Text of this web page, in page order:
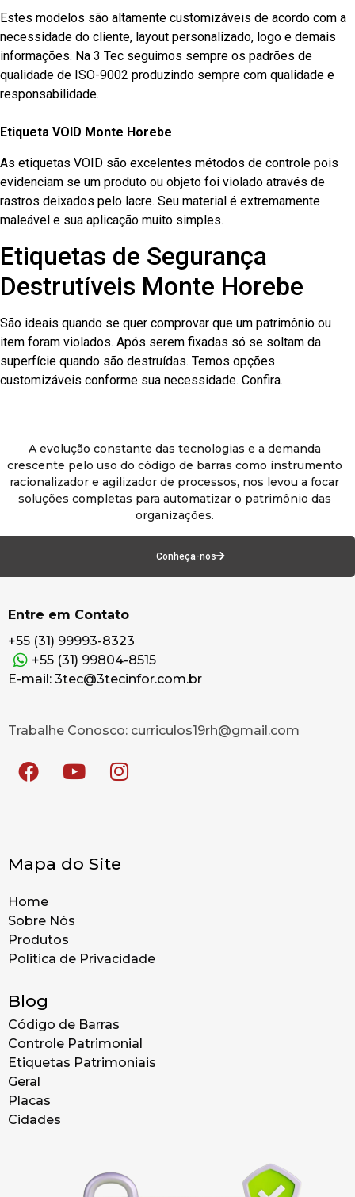
Estes modelos são altamente customizáveis de acordo com a
necessidade do cliente, layout personalizado, logo e demais
informações. Na 3 Tec seguimos sempre os padrões de
qualidade de ISO-9002 produzindo sempre com qualidade e
responsabilidade.
Etiqueta VOID Monte Horebe
As etiquetas VOID são excelentes métodos de controle pois
evidenciam se um produto ou objeto foi violado através de
rastros deixados pelo lacre. Seu material é extremamente
maleável e sua aplicação muito simples.
Etiquetas de Segurança
Destrutíveis Monte Horebe
São ideais quando se quer comprovar que um patrimônio ou
item foram violados. Após serem fixadas só se soltam da
superfície quando são destruídas. Temos opções
customizáveis conforme sua necessidade. Confira.
A evolução constante das tecnologias e a demanda
crescente pelo uso do código de barras como instrumento
racionalizador e agilizador de processos, nos levou a focar
soluções completas para automatizar o patrimônio das
organizações.
Conheça-nos
Entre em Contato
+55 (31) 99993-8323
+55 (31) 99804-8515
E-mail: 3tec@3tecinfor.com.br
Trabalhe Conosco: curriculos19rh@gmail.com
Mapa do Site
Home
Sobre Nós
Produtos
Politica de Privacidade
Blog
Código de Barras
Controle Patrimonial
Etiquetas Patrimoniais
Geral
Placas
Cidades